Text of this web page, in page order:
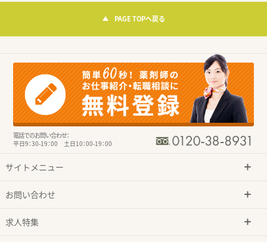
PAGE TOPへ戻る
電話でのお問い合わせ：
平日9：30-19：00 土日10：00-19：00
サイトメニュー
お問い合わせ
求人特集